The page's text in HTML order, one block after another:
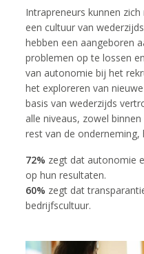
Intrapreneurs kunnen
een cultuur van
hebben een aangeboren
problemen op te lossen
van autonomie bij het
het exploreren van
basis van wederzijds
alle niveaus, zowel
rest van de onderneming,
72% zegt dat autonomie
op hun resultaten.
60% zegt dat
bedrijfscultuur.